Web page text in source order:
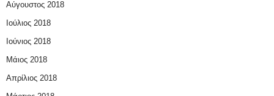
Αύγουστος 2018
Ιούλιος 2018
Ιούνιος 2018
Μάιος 2018
Απρίλιος 2018